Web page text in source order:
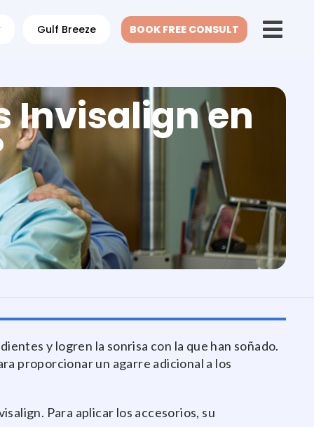
Gulf Breeze BOOK FREE CONSULT
Invisalign en
y logren la sonrisa con la que han soñado.
proporcionar un agarre adicional a los
Para aplicar los accesorios, su